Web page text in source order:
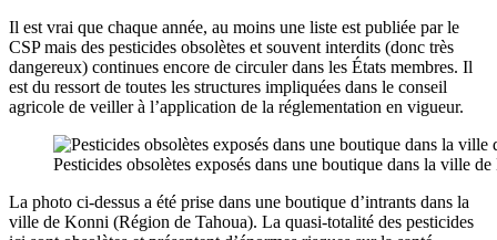
Il est vrai que chaque année, au moins une liste est publiée par le
CSP mais des pesticides obsolètes et souvent interdits (donc très
dangereux) continues encore de circuler dans les États membres. Il
est du ressort de toutes les structures impliquées dans le conseil
agricole de veiller à l’application de la réglementation en vigueur.
Pesticides obsolètes exposés dans une boutique dans la ville
La photo ci-dessus a été prise dans une boutique d’intrants dans la
ville de Konni (Région de Tahoua). La quasi-totalité des pesticides